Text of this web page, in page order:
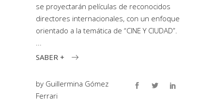
se proyectarán películas de reconocidos
directores internacionales, con un enfoque
orientado a la temática de “CINE Y CIUDAD”.
SABER +
by Guillermina Gómez
Ferrari